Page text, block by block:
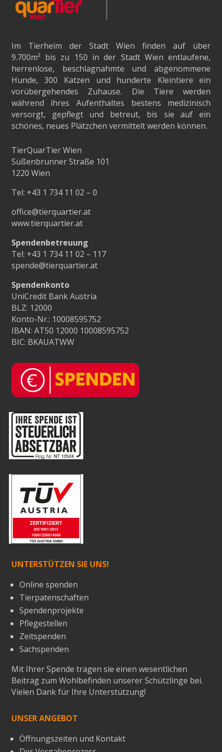
Im Tierheim der Stadt Wien finden auf über
9.700m² bis zu 150 in der Stadt Wien entlaufene,
herrenlose, beschlagnahmte und abgenommene
Hunde, 300 Katzen und hunderte Kleintiere ein
vorübergehendes Zuhause. Die Tiere werden
während ihres Aufenthaltes bestens medizinisch
versorgt, gepflegt und betreut, bis sie auf ein
schönes, neues Plätzchen vermittelt werden können.
TierQuarTier Wien
Süßenbrunner Straße 101
1220 Wien
Tel: +43 1 734 11 02 – 0
office@tierquartier.at
www.tierquartier.at
Spendenbetreuung
Tel: +43 1 734 11 02 – 117
spende@tierquartier.at
Spendenkonto
UniCredit Bank Austria
BLZ: 12000
Konto-Nr.: 10008595752
IBAN: AT50 12000 10008595752
BIC: BKAUATWW
UNTERSTÜTZEN SIE UNS!
Online spenden
Tierpatenschaften
Spendenprojekte
Pflegestellen
Zeitspenden
Sachspenden
Mit Ihrer Spende tragen sie einen wesentlichen
Beitrag zum Wohlbefinden unserer Schützlinge bei.
Vielen Dank für Ihre Unterstützung!
UNSER ANGEBOT
Öffnungszeiten und Kontakt